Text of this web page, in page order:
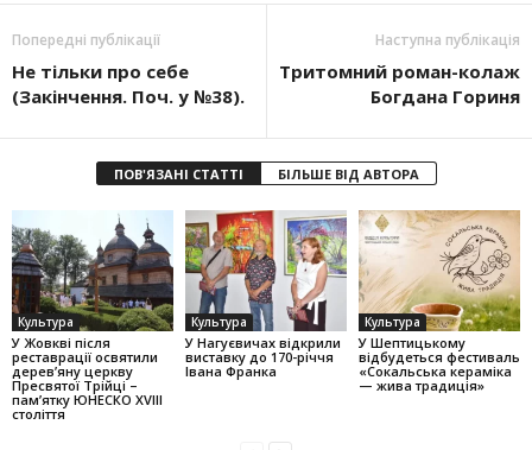
Попередні публікації
Не тільки про себе
(Закінчення. Поч. у №38).
Наступна публікація
Тритомний роман-колаж
Богдана Гориня
ПОВ'ЯЗАНІ СТАТТІ БІЛЬШЕ ВІД АВТОРА
Культура
У Жовкві після
реставрації освятили
дерев’яну церкву
Пресвятої Трійці –
пам’ятку ЮНЕСКО XVIII
століття
Культура
У Нагуєвичах відкрили
виставку до 170-річчя
Івана Франка
Культура
У Шептицькому
відбудеться фестиваль
«Сокальська кераміка
— жива традиція»